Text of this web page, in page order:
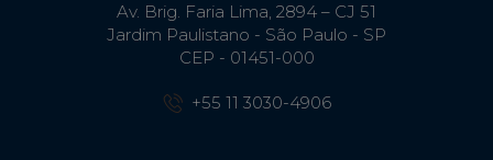
Av. Brig. Faria Lima, 2894 – CJ 51
Jardim Paulistano - São Paulo - SP
CEP - 01451-000
+55 11 3030-4906